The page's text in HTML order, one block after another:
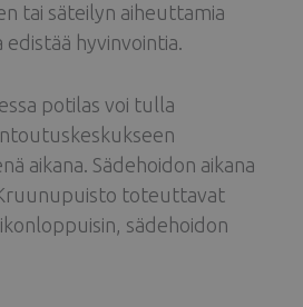
tai säteilyn aiheuttamia
edistää hyvinvointia.
potilas voi tulla
aikana. Sädehoidon aikana
toteuttavat
sädehoidon